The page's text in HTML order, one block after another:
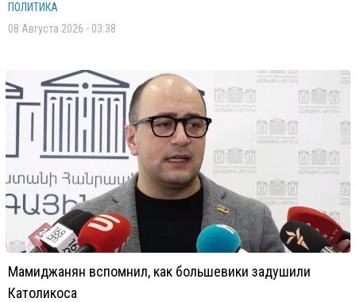
ПОЛИТИКА
08 Августа 2026 - 03:38
Мамиджанян вспомнил, как большевики задушили
Католикоса